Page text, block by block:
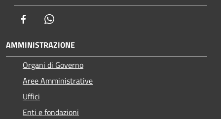
Facebook
AMMINISTRAZIONE
Organi di Governo
Aree Amministrative
Uffici
Enti e fondazioni